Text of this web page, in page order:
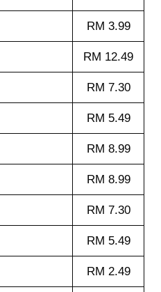
RM 3.99
RM 12.49
RM 7.30
RM 5.49
RM 8.99
RM 8.99
RM 7.30
RM 5.49
RM 2.49